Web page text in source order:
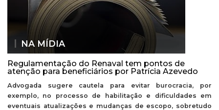
NA MÍDIA
Regulamentação do Renaval tem pontos de
atenção para beneficiários por Patrícia Azevedo
Advogada sugere cautela para evitar burocracia, por
exemplo, no processo de habilitação e dificuldades em
eventuais atualizações e mudanças de escopo, sobretudo